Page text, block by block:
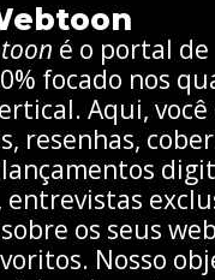
é o portal
focado nos
Aqui,
resenhas,
entrevistas
os seus
Nosso